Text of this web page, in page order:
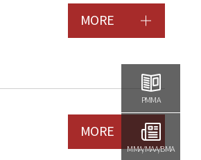
MORE
MORE
PMMA
MMA/MAA/BMA